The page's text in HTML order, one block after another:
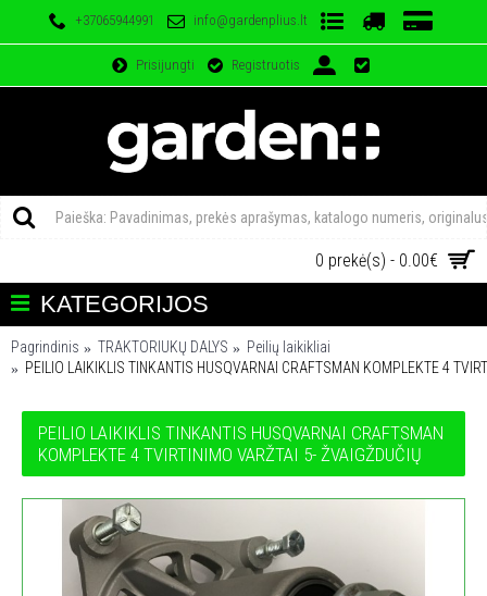
+37065944991 info@gardenplius.lt
Prisijungti Registruotis
0 prekė(s) - 0.00€
KATEGORIJOS
Pagrindinis TRAKTORIUKŲ DALYS
Peilių laikikliai
PEILIO LAIKIKLIS TINKANTIS HUSQVARNAI CRAFTSMAN KOMPLEKTE 4
PEILIO LAIKIKLIS TINKANTIS HUSQVARNAI CRAFTSMAN
KOMPLEKTE 4 TVIRTINIMO VARŽTAI 5- ŽVAIGŽDUČIŲ